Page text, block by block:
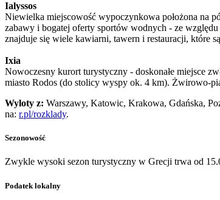
Ialyssos
Niewielka miejscowość wypoczynkowa położona na
zabawy i bogatej oferty sportów wodnych - ze
znajduje się wiele kawiarni, tawern i restauracji, które
Ixia
Nowoczesny kurort turystyczny - doskonałe miejsce
miasto Rodos (do stolicy wyspy ok. 4 km). Żwirowo-
Wyloty z: Warszawy, Katowic, Krakowa, Gdańska,
na: r.pl/rozklady.
Sezonowość
Zwykle wysoki sezon turystyczny w Grecji trwa od
Podatek lokalny